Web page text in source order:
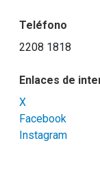
Teléfono
2208 1818
Enlaces de
X
Facebook
Instagram